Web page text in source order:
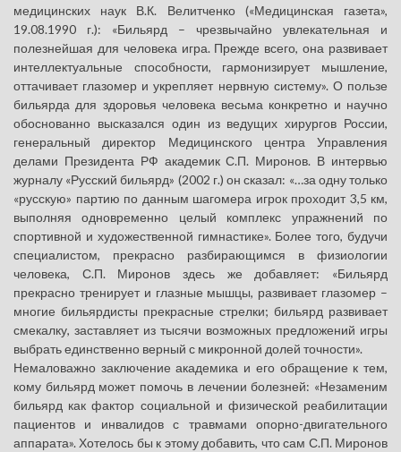
медицинских наук В.К. Велитченко («Медицинская газета»,
19.08.1990 г.): «Бильярд – чрезвычайно увлекательная и
полезнейшая для человека игра. Прежде всего, она развивает
интеллектуальные способности, гармонизирует мышление,
оттачивает глазомер и укрепляет нервную систему». О пользе
бильярда для здоровья человека весьма конкретно и научно
обоснованно высказался один из ведущих хирургов России,
генеральный директор Медицинского центра Управления
делами Президента РФ академик С.П. Миронов. В интервью
журналу «Русский бильярд» (2002 г.) он сказал: «…за одну только
«русскую» партию по данным шагомера игрок проходит 3,5 км,
выполняя одновременно целый комплекс упражнений по
спортивной и художественной гимнастике». Более того, будучи
специалистом, прекрасно разбирающимся в физиологии
человека, С.П. Миронов здесь же добавляет: «Бильярд
прекрасно тренирует и глазные мышцы, развивает глазомер –
многие бильярдисты прекрасные стрелки; бильярд развивает
смекалку, заставляет из тысячи возможных предложений игры
выбрать единственно верный с микронной долей точности».
Немаловажно заключение академика и его обращение к тем,
кому бильярд может помочь в лечении болезней: «Незаменим
бильярд как фактор социальной и физической реабилитации
пациентов и инвалидов с травмами опорно-двигательного
аппарата». Хотелось бы к этому добавить, что сам С.П. Миронов